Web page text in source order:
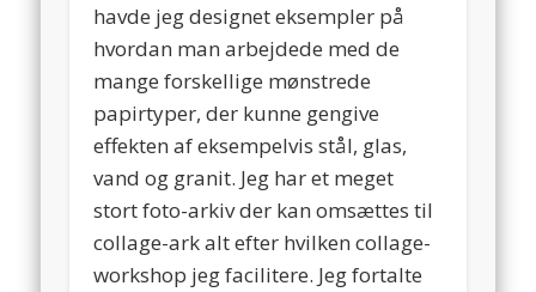
havde jeg designet eksempler på
hvordan man arbejdede med de
mange forskellige mønstrede
papirtyper, der kunne gengive
effekten af eksempelvis stål, glas,
vand og granit. Jeg har et meget
stort foto-arkiv der kan omsættes til
collage-ark alt efter hvilken collage-
workshop jeg facilitere. Jeg fortalte